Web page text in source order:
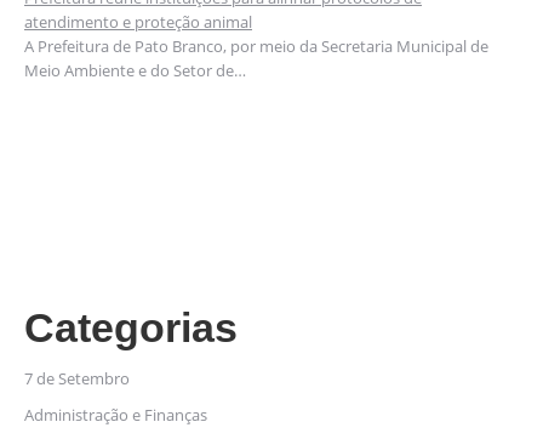
atendimento e proteção animal
A Prefeitura de Pato Branco, por meio da Secretaria Municipal de
Meio Ambiente e do Setor de…
Categorias
7 de Setembro
Administração e Finanças